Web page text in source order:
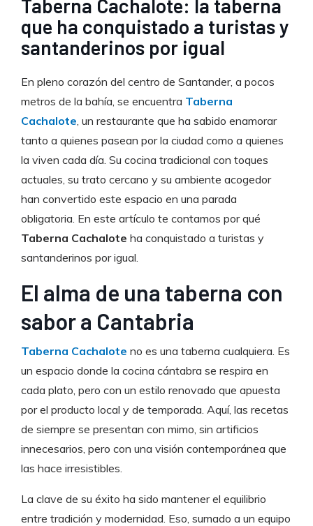
Taberna Cachalote: la taberna
que ha conquistado a turistas y
santanderinos por igual
En pleno corazón del centro de Santander, a pocos
metros de la bahía, se encuentra Taberna
Cachalote , un restaurante que ha sabido enamorar
tanto a quienes pasean por la ciudad como a quienes
la viven cada día. Su cocina tradicional con toques
actuales, su trato cercano y su ambiente acogedor
han convertido este espacio en una parada
obligatoria. En este artículo te contamos por qué
Taberna Cachalote ha conquistado a turistas y
santanderinos por igual.
El alma de una taberna con
sabor a Cantabria
Taberna Cachalote no es una taberna cualquiera. Es
un espacio donde la cocina cántabra se respira en
cada plato, pero con un estilo renovado que apuesta
por el producto local y de temporada. Aquí, las recetas
de siempre se presentan con mimo, sin artificios
innecesarios, pero con una visión contemporánea que
las hace irresistibles.
La clave de su éxito ha sido mantener el equilibrio
entre tradición y modernidad. Eso, sumado a un equipo